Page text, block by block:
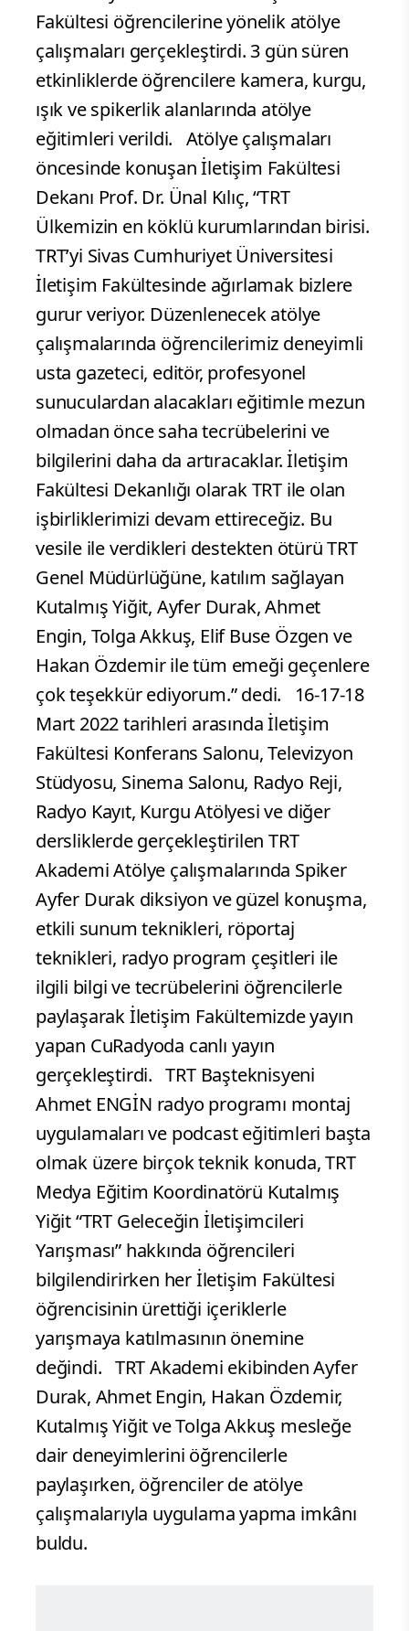
Fakültesi öğrencilerine yönelik atölye
çalışmaları gerçekleştirdi. 3 gün süren
etkinliklerde öğrencilere kamera, kurgu,
ışık ve spikerlik alanlarında atölye
eğitimleri verildi. Atölye çalışmaları
öncesinde konuşan İletişim Fakültesi
Dekanı Prof. Dr. Ünal Kılıç, “TRT
Ülkemizin en köklü kurumlarından birisi.
TRT’yi Sivas Cumhuriyet Üniversitesi
İletişim Fakültesinde ağırlamak bizlere
gurur veriyor. Düzenlenecek atölye
çalışmalarında öğrencilerimiz deneyimli
usta gazeteci, editör, profesyonel
sunuculardan alacakları eğitimle mezun
olmadan önce saha tecrübelerini ve
bilgilerini daha da artıracaklar. İletişim
Fakültesi Dekanlığı olarak TRT ile olan
işbirliklerimizi devam ettireceğiz. Bu
vesile ile verdikleri destekten ötürü TRT
Genel Müdürlüğüne, katılım sağlayan
Kutalmış Yiğit, Ayfer Durak, Ahmet
Engin, Tolga Akkuş, Elif Buse Özgen ve
Hakan Özdemir ile tüm emeği geçenlere
çok teşekkür ediyorum.” dedi. 16-17-18
Mart 2022 tarihleri arasında İletişim
Fakültesi Konferans Salonu, Televizyon
Stüdyosu, Sinema Salonu, Radyo Reji,
Radyo Kayıt, Kurgu Atölyesi ve diğer
dersliklerde gerçekleştirilen TRT
Akademi Atölye çalışmalarında Spiker
Ayfer Durak diksiyon ve güzel konuşma,
etkili sunum teknikleri, röportaj
teknikleri, radyo program çeşitleri ile
ilgili bilgi ve tecrübelerini öğrencilerle
paylaşarak İletişim Fakültemizde yayın
yapan CuRadyoda canlı yayın
gerçekleştirdi. TRT Başteknisyeni
Ahmet ENGİN radyo programı montaj
uygulamaları ve podcast eğitimleri başta
olmak üzere birçok teknik konuda, TRT
Medya Eğitim Koordinatörü Kutalmış
Yiğit “TRT Geleceğin İletişimcileri
Yarışması” hakkında öğrencileri
bilgilendirirken her İletişim Fakültesi
öğrencisinin ürettiği içeriklerle
yarışmaya katılmasının önemine
değindi. TRT Akademi ekibinden Ayfer
Durak, Ahmet Engin, Hakan Özdemir,
Kutalmış Yiğit ve Tolga Akkuş mesleğe
dair deneyimlerini öğrencilerle
paylaşırken, öğrenciler de atölye
çalışmalarıyla uygulama yapma imkânı
buldu.